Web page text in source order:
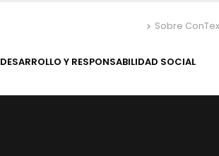
Sobre
DESARROLLO Y RESPONSABILIDAD SOCIAL